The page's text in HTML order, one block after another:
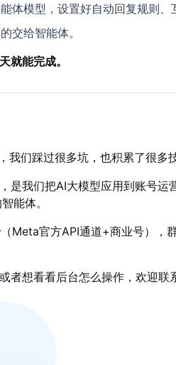
能体模型，设置好自动回复规则
交给智能体。
就能完成。
们踩过很多坑，也积累了很多技
，是我们把AI大模型应用到账号运
能体。
（Meta官方API通道+商业号）
者想看看后台怎么操作，欢迎联